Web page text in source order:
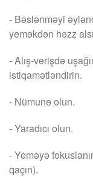
- Bəslənməyi
yeməkdən həzz
- Alış-verişdə
istiqamətləndirin.
- Nümunə olun.
- Yaradıcı olun.
- Yeməyə
qaçın).